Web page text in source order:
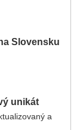
Slovensku
unikát
a